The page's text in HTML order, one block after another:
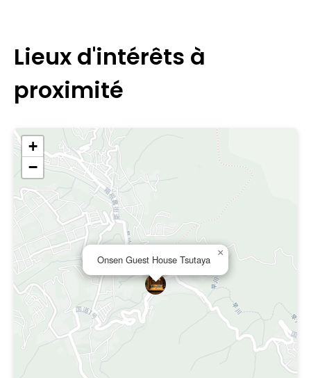
Bain thermal/onsen
Bain public
Connexion Wi-Fi
Parking
Climatisation
Lieux d'intérêts à
proximité
Onsen Guest House Tsutaya
×
+
−